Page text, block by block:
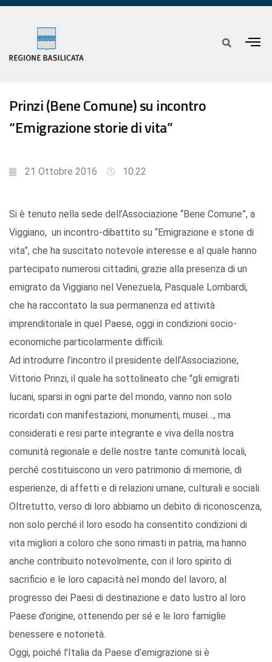
Prinzi (Bene Comune) su incontro
“Emigrazione storie di vita”
21 Ottobre 2016 10:22
Si è tenuto nella sede dell’Associazione “Bene Comune”, a
Viggiano, un incontro-dibattito su “Emigrazione e storie di
vita”, che ha suscitato notevole interesse e al quale hanno
partecipato numerosi cittadini, grazie alla presenza di un
emigrato da Viggiano nel Venezuela, Pasquale Lombardi,
che ha raccontato la sua permanenza ed attività
imprenditoriale in quel Paese, oggi in condizioni socio-
economiche particolarmente difficili.
Ad introdurre l’incontro il presidente dell’Associazione,
Vittorio Prinzi, il quale ha sottolineato che "gli emigrati
lucani, sparsi in ogni parte del mondo, vanno non solo
ricordati con manifestazioni, monumenti, musei…, ma
considerati e resi parte integrante e viva della nostra
comunità regionale e delle nostre tante comunità locali,
perché costituiscono un vero patrimonio di memorie, di
esperienze, di affetti e di relazioni umane, culturali e sociali.
Oltretutto, verso di loro abbiamo un debito di riconoscenza,
non solo perché il loro esodo ha consentito condizioni di
vita migliori a coloro che sono rimasti in patria, ma hanno
anche contribuito notevolmente, con il loro spirito di
sacrificio e le loro capacità nel mondo del lavoro, al
progresso dei Paesi di destinazione e dato lustro al loro
Paese d’origine, ottenendo per sé e le loro famiglie
benessere e notorietà.
Oggi, poiché l’Italia da Paese d’emigrazione si è